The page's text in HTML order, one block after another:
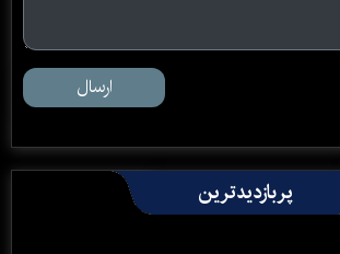
ارسال
پربازدیدترین